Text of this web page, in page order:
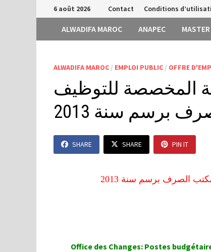
Passer
au
contenu
6 août 2026 Contact Conditions
ALWADIFA MAROC ANAPEC
ALWADIFA MAROC / EMPLOI PUBLIC / OFFRE
المخصصة للتوظيف
برسم سنة 2013
SHARE SHARE PIN IT
الصرف برسم سنة 2013
Office des Changes: Postes